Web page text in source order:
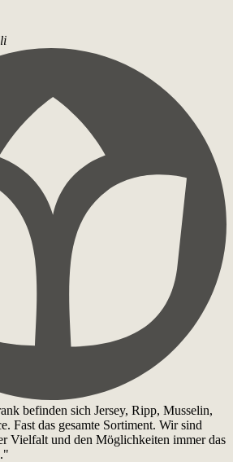
befinden sich Jersey, Ripp, Musselin,
Fast das gesamte Sortiment. Wir sind
Vielfalt und den Möglichkeiten immer das